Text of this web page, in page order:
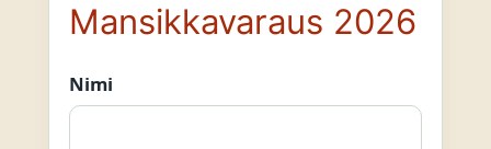
Mansikkavaraus 2026
Nimi